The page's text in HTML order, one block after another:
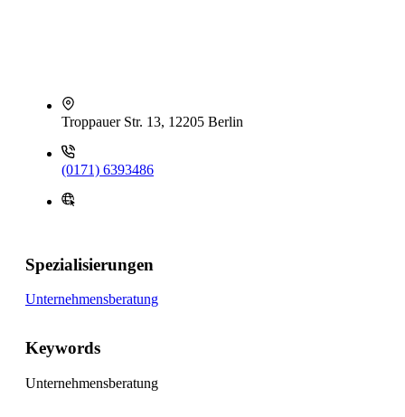
Troppauer Str. 13, 12205 Berlin
(0171) 6393486
Spezialisierungen
Unternehmensberatung
Keywords
Unternehmensberatung